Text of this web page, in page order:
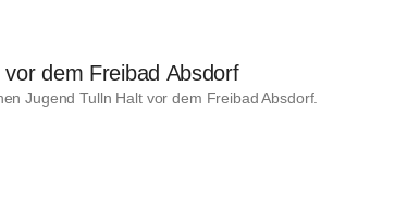
dem Freibad Absdorf
Jugend Tulln Halt vor dem Freibad Absdorf.